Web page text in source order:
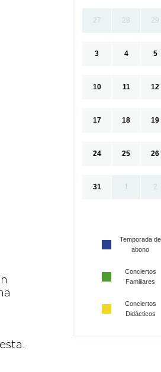
27 28 29
3 4 5
10 11 12
17 18 19
24 25 26
31 1 2
Temporada de
abono
Conciertos
Familiares
Conciertos
Didácticos